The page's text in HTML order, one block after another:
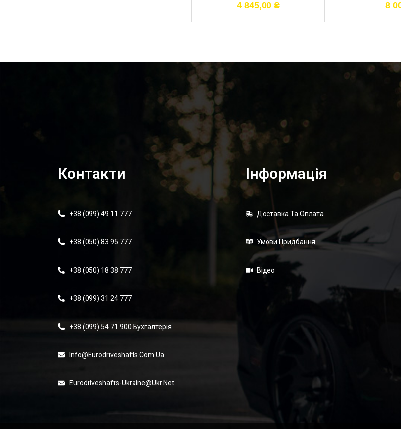
4 845,00 ₴ 8
Контакти
+38 (099) 49 11 777
+38 (050) 83 95 777
+38 (050) 18 38 777
+38 (099) 31 24 777
+38 (099) 54 71 900 Бухгалтерія
Info@eurodriveshafts.com.ua
Eurodriveshafts-Ukraine@ukr.net
Інформація
Доставка Та Оплата
Умови Придбання
Відео